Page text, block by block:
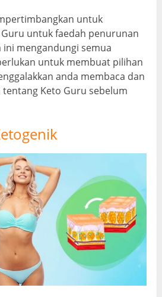
untuk
untuk faedah penurunan
mengandungi semua
untuk membuat pilihan
anda membaca dan
Keto Guru sebelum